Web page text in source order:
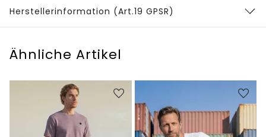
Herstellerinformation (Art.19 GPSR)
Ähnliche Artikel